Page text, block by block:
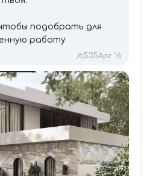
подобрать для
работу
535Apr 16